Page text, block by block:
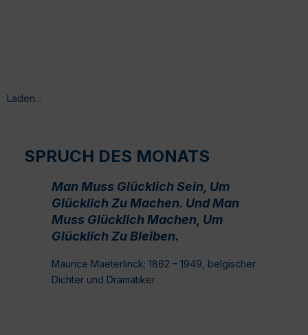
Laden...
SPRUCH DES MONATS
Man Muss Glücklich Sein, Um
Glücklich Zu Machen. Und Man
Muss Glücklich Machen, Um
Glücklich Zu Bleiben.
Maurice Maeterlinck; 1862 – 1949, belgischer
Dichter und Dramatiker